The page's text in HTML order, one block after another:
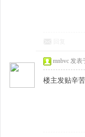
mnbvc 发表
楼主发贴辛